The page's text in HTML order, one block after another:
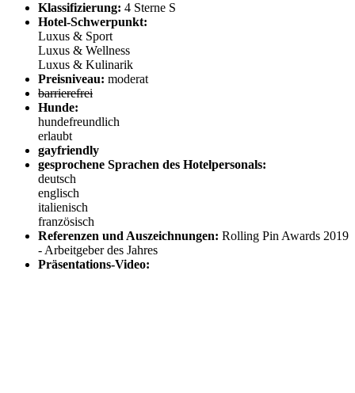
Klassifizierung: 4 Sterne S
Hotel-Schwerpunkt:
Luxus & Sport
Luxus & Wellness
Luxus & Kulinarik
Preisniveau: moderat
barrierefrei
Hunde:
hundefreundlich
erlaubt
gayfriendly
gesprochene Sprachen des Hotelpersonals:
deutsch
englisch
italienisch
französisch
Referenzen und Auszeichnungen: Rolling Pin Awards 2019
- Arbeitgeber des Jahres
Präsentations-Video: